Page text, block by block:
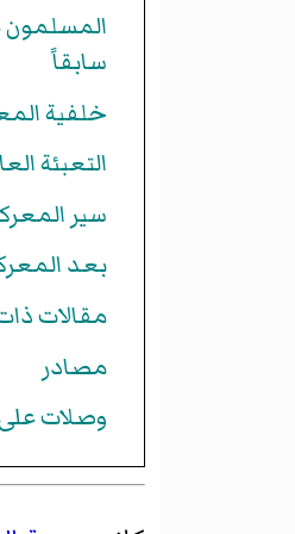
المسلمون
سابقاً
خلفية
التعبئة
سير
بعد
مقالات
مصادر
وصلات